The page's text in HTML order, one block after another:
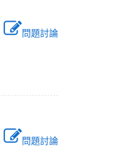
問題討論
問題討論